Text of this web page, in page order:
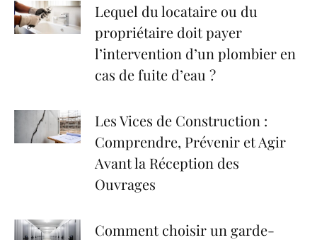
Lequel du locataire ou du
propriétaire doit payer
l’intervention d’un plombier en
cas de fuite d’eau ?
Les Vices de Construction :
Comprendre, Prévenir et Agir
Avant la Réception des
Ouvrages
Comment choisir un garde-